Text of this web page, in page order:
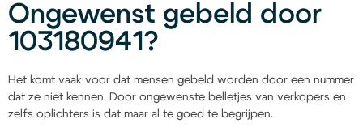
Ongewenst gebeld door
103180941?
Het komt vaak voor dat mensen gebeld worden door een nummer
dat ze niet kennen. Door ongewenste belletjes van verkopers en
zelfs oplichters is dat maar al te goed te begrijpen.